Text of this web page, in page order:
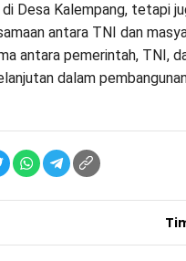
Desa Kalempang, tetapi
antara TNI dan
antara pemerintah, TNI,
dalam